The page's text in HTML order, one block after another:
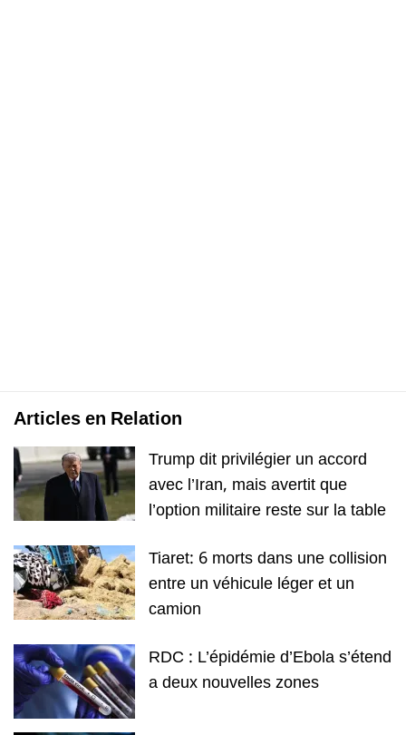
Articles en Relation
Trump dit privilégier un accord
avec l’Iran, mais avertit que
l’option militaire reste sur la table
Tiaret: 6 morts dans une collision
entre un véhicule léger et un
camion
RDC : L’épidémie d’Ebola s’étend
a deux nouvelles zones